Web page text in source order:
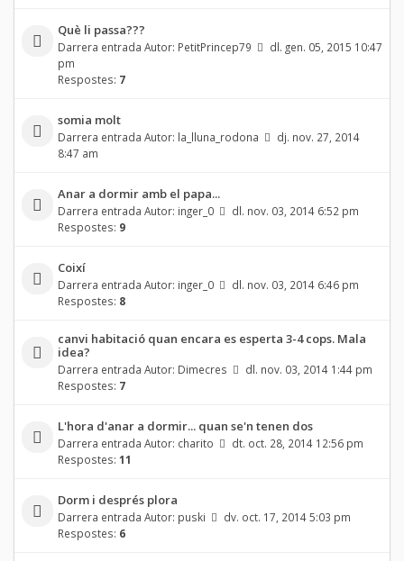
Què li passa???
Darrera entrada Autor: PetitPrincep79
dl. gen. 05, 2015 10:47
pm
Respostes: 7
somia molt
Darrera entrada Autor: la_lluna_rodona
dj. nov. 27, 2014
8:47 am
Anar a dormir amb el papa...
Darrera entrada Autor: inger_0
dl. nov. 03, 2014 6:52 pm
Respostes: 9
Coixí
Darrera entrada Autor: inger_0
dl. nov. 03, 2014 6:46 pm
Respostes: 8
canvi habitació quan encara es esperta 3-4 cops. Mala
idea?
Darrera entrada Autor: Dimecres
dl. nov. 03, 2014 1:44 pm
Respostes: 7
L'hora d'anar a dormir... quan se'n tenen dos
Darrera entrada Autor: charito
dt. oct. 28, 2014 12:56 pm
Respostes: 11
Dorm i després plora
Darrera entrada Autor: puski
dv. oct. 17, 2014 5:03 pm
Respostes: 6